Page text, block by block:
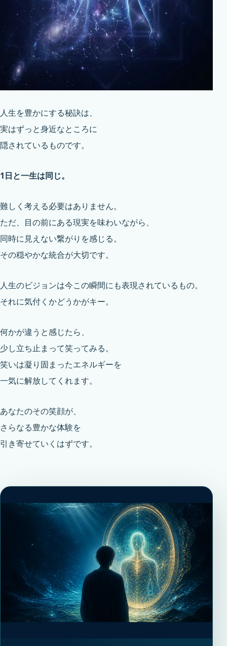
人生を豊かにする秘訣は、
実はずっと身近なところに
隠されているものです。
1日と一生は同じ。
難しく考える必要はありません。
ただ、目の前にある現実を味わいながら、
同時に見えない繋がりを感じる。
その穏やかな統合が大切です。
人生のビジョンは今この瞬間にも表現されているもの。
それに気付くかどうかがキー。
何かが違うと感じたら、
少し立ち止まって笑ってみる。
笑いは凝り固まったエネルギーを
一気に解放してくれます。
あなたのその笑顔が、
さらなる豊かな体験を
引き寄せていくはずです。